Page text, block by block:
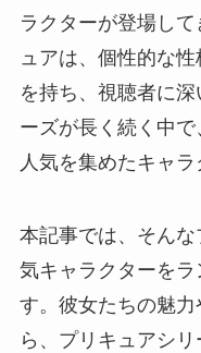
ラクターが登場し
ュアは、個性的な
を持ち、視聴者に
ーズが長く続く中で
人気を集めたキャラ
本記事では、そん
気キャラクターを
す。彼女たちの魅
ら、プリキュアシ